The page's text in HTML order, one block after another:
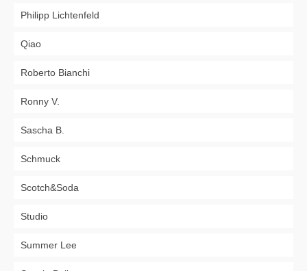
Philipp Lichtenfeld
Qiao
Roberto Bianchi
Ronny V.
Sascha B.
Schmuck
Scotch&Soda
Studio
Summer Lee